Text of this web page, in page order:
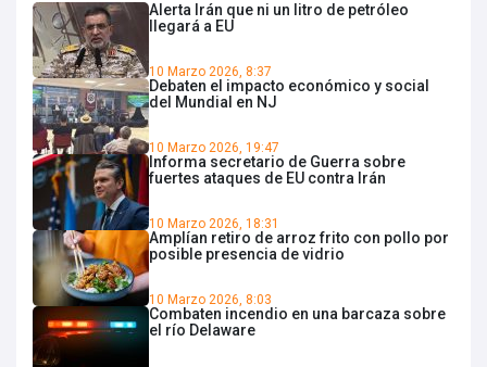
Alerta Irán que ni un litro de petróleo
llegará a EU
10 Marzo 2026, 8:37
Debaten el impacto económico y social
del Mundial en NJ
10 Marzo 2026, 19:47
Informa secretario de Guerra sobre
fuertes ataques de EU contra Irán
10 Marzo 2026, 18:31
Amplían retiro de arroz frito con pollo por
posible presencia de vidrio
10 Marzo 2026, 8:03
Combaten incendio en una barcaza sobre
el río Delaware